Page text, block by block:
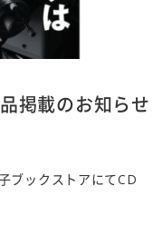
掲載のお知らせ
ブックストアにてCD